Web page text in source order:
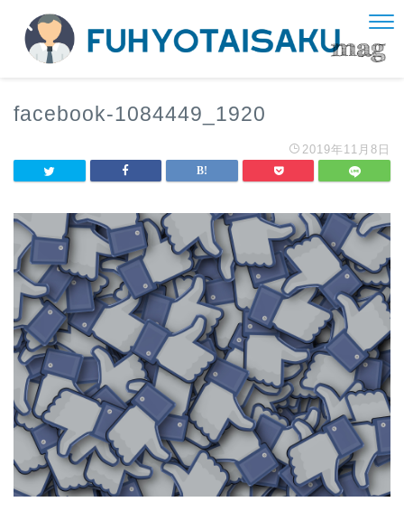
facebook-1084449_1920
2019年11月8日